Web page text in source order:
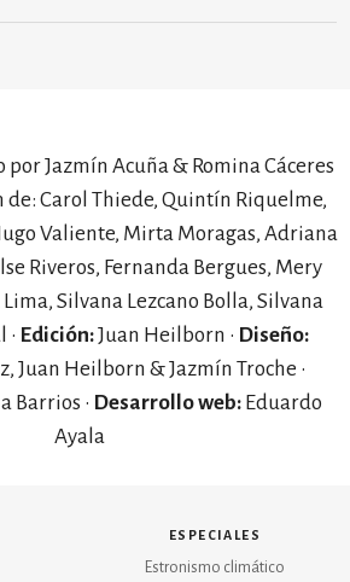
Jazmín Acuña & Romina Cáceres
de: Carol Thiede, Quintín Riquelme,
Valiente, Mirta Moragas, Adriana
Riveros, Fernanda Bergues, Mery
Silvana Lezcano Bolla, Silvana
• Edición:Juan Heilborn • Diseño:
Juan Heilborn & Jazmín Troche •
Barrios • Desarrollo web:Eduardo
Ayala
especiales
Estronismo climático